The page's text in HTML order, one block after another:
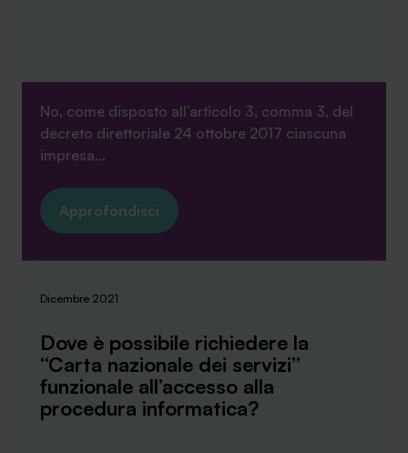
No, come disposto all’articolo 3, comma 3, del
decreto direttoriale 24 ottobre 2017 ciascuna
impresa...
Approfondisci
Dicembre 2021
Dove è possibile richiedere la
“Carta nazionale dei servizi”
funzionale all’accesso alla
procedura informatica?